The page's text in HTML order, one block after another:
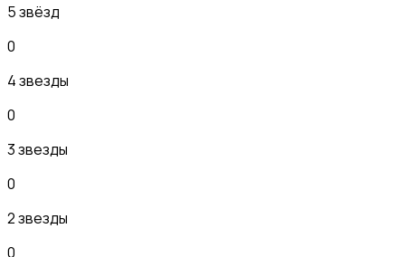
5 звёзд
0
4 звезды
0
3 звезды
0
2 звезды
0